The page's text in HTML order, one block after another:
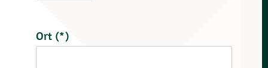
Ort (*)